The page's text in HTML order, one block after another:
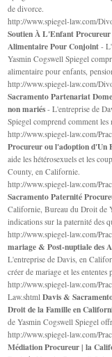
de divorce.
http://www.spiegel-law.com/
Soutien À L'Enfant
Alimentaire Pour Conjoint -
Yasmin Cogswell Spiegel
alimentaire pour enfants,
http://www.spiegel-law.com/
Sacramento Partenariat
non mariés - L'entreprise de
Spiegel comprend comment les
http://www.spiegel-law.com/
Procureur ou l'adoption d'Un
aide les hétérosexuels et les
County, en Californie.
http://www.spiegel-law.com/
Sacramento Paternité
Californie, Bureau du Droit de
indications sur la paternité des
http://www.spiegel-law.com/
mariage & Post-nuptiale des
L'entreprise de Davis, en
créer de mariage et les ententes
http://www.spiegel-law.com/
Law.shtmlDavis &
Droit de la Famille en
de Yasmin Cogswell Spiegel
http://www.spiegel-law.com/
Médiation Procureur | la